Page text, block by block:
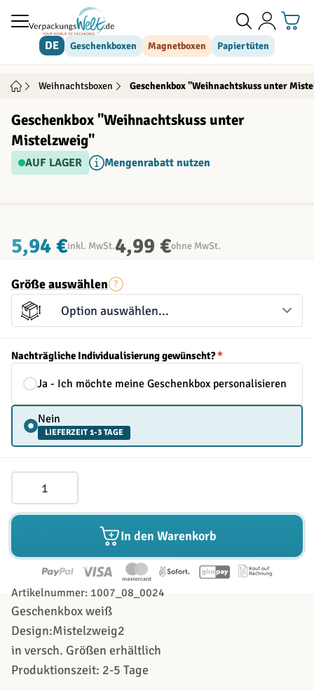
Direkt zum Inhalt
DE Geschenkboxen Magnetboxen Papiertüten
Weihnachtsboxen Geschenkbox "Weihnachtskuss unter
Geschenkbox "Weihnachtskuss unter
Mistelzweig"
AUF LAGER Mengenrabatt nutzen
5,94 €inkl. MwSt.4,99 €ohne MwSt.
Größe auswählen
Nachträgliche Individualisierung gewünscht?*
Ja - Ich möchte meine Geschenkbox personalisieren
Nein
LIEFERZEIT 1-3 TAGE
In den Warenkorb
Artikelnummer: 1007_08_0024
Geschenkbox weiß
Design:Mistelzweig2
in versch. Größen erhältlich
Produktionszeit: 2-5 Tage